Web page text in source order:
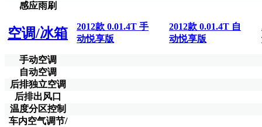
感应雨刷
空调/冰箱
2012款 0.01.4T 手
动悦享版
2012款 0.01.4T 自
动悦享版
手动空调
自动空调
后排独立空调
后排出风口
温度分区控制
车内空气调节/